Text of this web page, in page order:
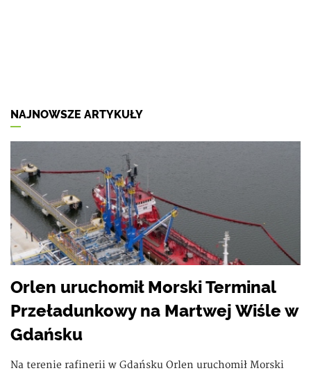
NAJNOWSZE ARTYKUŁY
Orlen uruchomił Morski Terminal
Przeładunkowy na Martwej Wiśle w
Gdańsku
Na terenie rafinerii w Gdańsku Orlen uruchomił Morski